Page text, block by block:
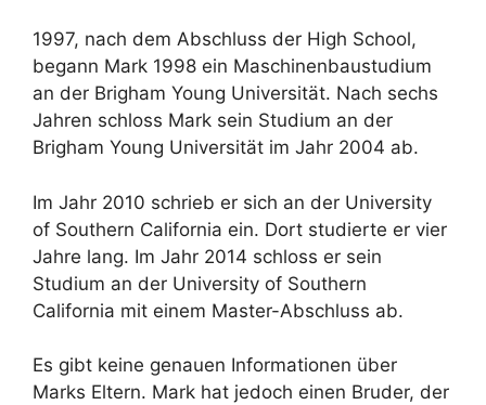
1997, nach dem Abschluss der High School,
begann Mark 1998 ein Maschinenbaustudium
an der Brigham Young Universität. Nach sechs
Jahren schloss Mark sein Studium an der
Brigham Young Universität im Jahr 2004 ab.
Im Jahr 2010 schrieb er sich an der University
of Southern California ein. Dort studierte er vier
Jahre lang. Im Jahr 2014 schloss er sein
Studium an der University of Southern
California mit einem Master-Abschluss ab.
Es gibt keine genauen Informationen über
Marks Eltern. Mark hat jedoch einen Bruder, der